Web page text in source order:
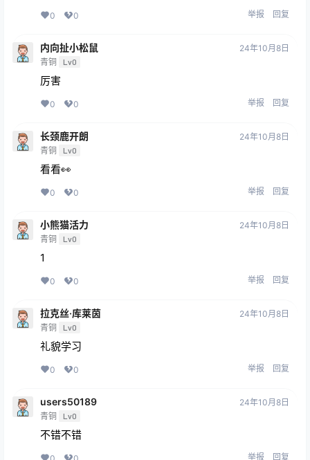
0 0 举报 回复
内向扯小松鼠
青铜 Lv0
24年10月8日
厉害
0 0 举报 回复
长颈鹿开朗
青铜 Lv0
24年10月8日
看看👀
0 0 举报 回复
小熊猫活力
青铜 Lv0
24年10月8日
1
0 0 举报 回复
拉克丝·库莱茵
青铜 Lv0
24年10月8日
礼貌学习
0 0 举报 回复
users50189
青铜 Lv0
24年10月8日
不错不错
举报 回复